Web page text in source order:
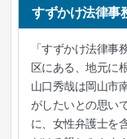
すずかけ法律事
「すずかけ法律
区にある、地元に
山口秀哉は岡山市
がしたいとの思い
に、女性弁護士を